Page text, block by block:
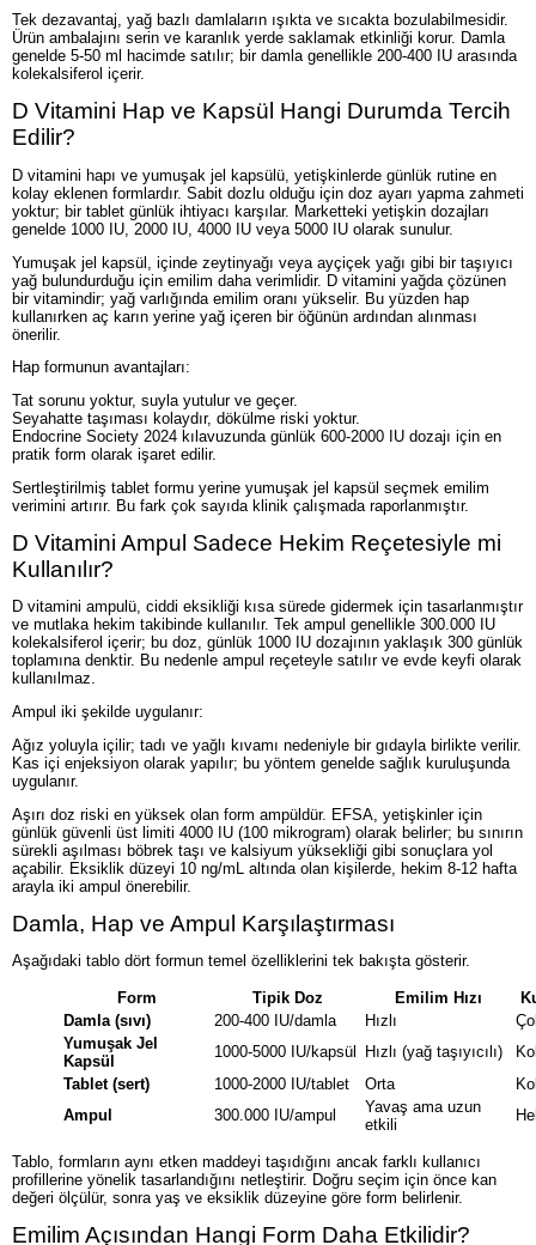
Tek dezavantaj, yağ bazlı damlaların ışıkta ve sıcakta bozulabilmesidir.
Ürün ambalajını serin ve karanlık yerde saklamak etkinliği korur. Damla
genelde 5-50 ml hacimde satılır; bir damla genellikle 200-400 IU arasında
kolekalsiferol içerir.
D Vitamini Hap ve Kapsül Hangi Durumda Tercih
Edilir?
D vitamini hapı ve yumuşak jel kapsülü, yetişkinlerde günlük rutine en
kolay eklenen formlardır. Sabit dozlu olduğu için doz ayarı yapma zahmeti
yoktur; bir tablet günlük ihtiyacı karşılar. Marketteki yetişkin dozajları
genelde 1000 IU, 2000 IU, 4000 IU veya 5000 IU olarak sunulur.
Yumuşak jel kapsül, içinde zeytinyağı veya ayçiçek yağı gibi bir taşıyıcı
yağ bulundurduğu için emilim daha verimlidir. D vitamini yağda çözünen
bir vitamindir; yağ varlığında emilim oranı yükselir. Bu yüzden hap
kullanırken aç karın yerine yağ içeren bir öğünün ardından alınması
önerilir.
Hap formunun avantajları:
Tat sorunu yoktur, suyla yutulur ve geçer.
Seyahatte taşıması kolaydır, dökülme riski yoktur.
Endocrine Society 2024 kılavuzunda günlük 600-2000 IU dozajı için en
pratik form olarak işaret edilir.
Sertleştirilmiş tablet formu yerine yumuşak jel kapsül seçmek emilim
verimini artırır. Bu fark çok sayıda klinik çalışmada raporlanmıştır.
D Vitamini Ampul Sadece Hekim Reçetesiyle mi
Kullanılır?
D vitamini ampulü, ciddi eksikliği kısa sürede gidermek için tasarlanmıştır
ve mutlaka hekim takibinde kullanılır. Tek ampul genellikle 300.000 IU
kolekalsiferol içerir; bu doz, günlük 1000 IU dozajının yaklaşık 300 günlük
toplamına denktir. Bu nedenle ampul reçeteyle satılır ve evde keyfi olarak
kullanılmaz.
Ampul iki şekilde uygulanır:
Ağız yoluyla içilir; tadı ve yağlı kıvamı nedeniyle bir gıdayla birlikte verilir.
Kas içi enjeksiyon olarak yapılır; bu yöntem genelde sağlık kuruluşunda
uygulanır.
Aşırı doz riski en yüksek olan form ampüldür. EFSA, yetişkinler için
günlük güvenli üst limiti 4000 IU (100 mikrogram) olarak belirler; bu sınırın
sürekli aşılması böbrek taşı ve kalsiyum yüksekliği gibi sonuçlara yol
açabilir. Eksiklik düzeyi 10 ng/mL altında olan kişilerde, hekim 8-12 hafta
arayla iki ampul önerebilir.
Damla, Hap ve Ampul Karşılaştırması
Aşağıdaki tablo dört formun temel özelliklerini tek bakışta gösterir.
Form Tipik Doz Emilim Hızı
Damla (sıvı)
200-400 IU/damla Hızlı
Yumuşak Jel
Kapsül
1000-5000 IU/kapsül Hızlı (yağ taşıyıcılı)
Tablet (sert)
1000-2000 IU/tablet Orta
Ampul
300.000 IU/ampul
Yavaş ama uzun
etkili
Tablo, formların aynı etken maddeyi taşıdığını ancak farklı kullanıcı
profillerine yönelik tasarlandığını netleştirir. Doğru seçim için önce kan
değeri ölçülür, sonra yaş ve eksiklik düzeyine göre form belirlenir.
Emilim Açısından Hangi Form Daha Etkilidir?